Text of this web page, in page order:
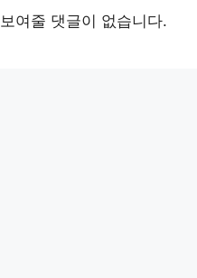
보여줄 댓글이 없습니다.